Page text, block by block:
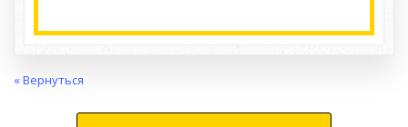
« Вернуться